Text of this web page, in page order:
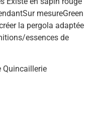
mesureGreen
la pergola adaptée
essences de
Quincaillerie